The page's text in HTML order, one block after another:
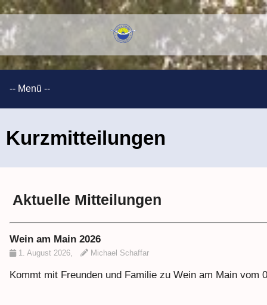
Kurzmitteilungen
Aktuelle Mitteilungen
Wein am Main 2026
1. August 2026, Michael Schaffar
Kommt mit Freunden und Familie zu Wein am Main vom